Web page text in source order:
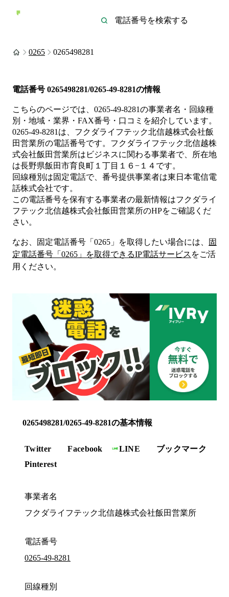
0265 0265498281
電話番号 0265498281/0265-49-8281の情報
こちらのページでは、 0265-49-8281の事業者名・回線種
別・地域・業界・FAX番号・口コミを紹介しています。
0265-49-8281 は、 フクダライフテック北信越株式会社飯
田営業所の電話番号です。 フクダライフテック北信越株
式会社飯田営業所は ビジネスに関わる事業者で、所在地
は長野県飯田市育良町１丁目１６−１４ です。
回線種別は固定電話で、番号提供事業者は東日本電信電
話株式会社です。
この電話番号を保有する事業者の最新情報はフクダライ
フテック北信越株式会社飯田営業所のHPをご確認くだ
さい。
なお、固定電話番号「 0265 」を取得したい場合には、
固
定電話番号「 0265 」を取得できるIP電話サービス をご活
用ください。
0265498281/0265-49-8281の基本情報
Twitter Facebook LINE
ブックマーク
Pinterest
事業者名
フクダライフテック北信越株式会社飯田営業所
電話番号
0265-49-8281
回線種別